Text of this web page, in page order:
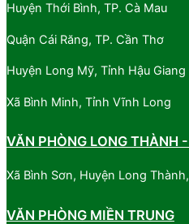
Huyện Thới Bình, TP. Cà Mau
Quận Cái Răng, TP. Cần Thơ
Huyện Long Mỹ, Tỉnh Hậu Giang
Xã Bình Minh, Tỉnh Vĩnh Long
VĂN PHÒNG LONG THÀNH
Xã Bình Sơn, Huyện Long
VĂN PHÒNG MIỀN TRUNG